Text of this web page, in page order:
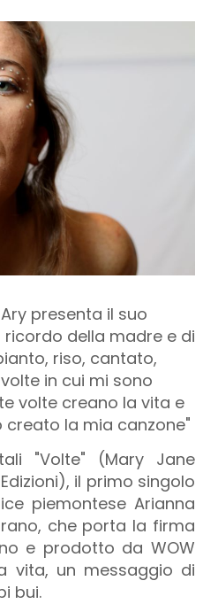
presenta il suo
ricordo della madre e di
riso, cantato,
in cui mi sono
volte creano la vita e
la mia canzone"
"Volte" (Mary Jane
il primo singolo
piemontese Arianna
che porta la firma
e prodotto da WOW
vita, un messaggio di
bui.